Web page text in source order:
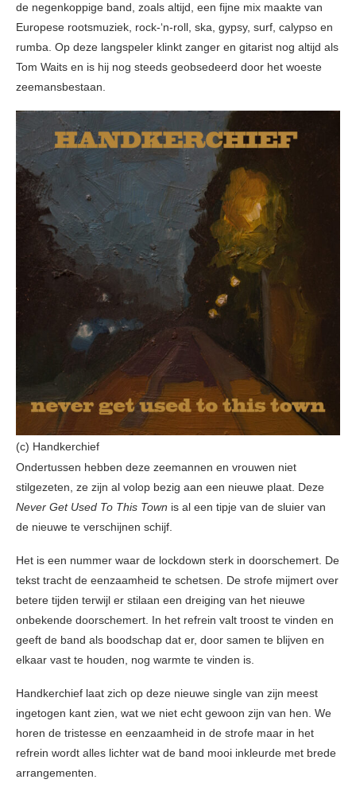
de negenkoppige band, zoals altijd, een fijne mix maakte van
Europese rootsmuziek, rock-‘n-roll, ska, gypsy, surf, calypso en
rumba. Op deze langspeler klinkt zanger en gitarist nog altijd als
Tom Waits en is hij nog steeds geobsedeerd door het woeste
zeemansbestaan.
(c) Handkerchief
Ondertussen hebben deze zeemannen en vrouwen niet
stilgezeten, ze zijn al volop bezig aan een nieuwe plaat. Deze
Never Get Used To This Town is al een tipje van de sluier van
de nieuwe te verschijnen schijf.
Het is een nummer waar de lockdown sterk in doorschemert. De
tekst tracht de eenzaamheid te schetsen. De strofe mijmert over
betere tijden terwijl er stilaan een dreiging van het nieuwe
onbekende doorschemert. In het refrein valt troost te vinden en
geeft de band als boodschap dat er, door samen te blijven en
elkaar vast te houden, nog warmte te vinden is.
Handkerchief laat zich op deze nieuwe single van zijn meest
ingetogen kant zien, wat we niet echt gewoon zijn van hen. We
horen de tristesse en eenzaamheid in de strofe maar in het
refrein wordt alles lichter wat de band mooi inkleurde met brede
arrangementen.